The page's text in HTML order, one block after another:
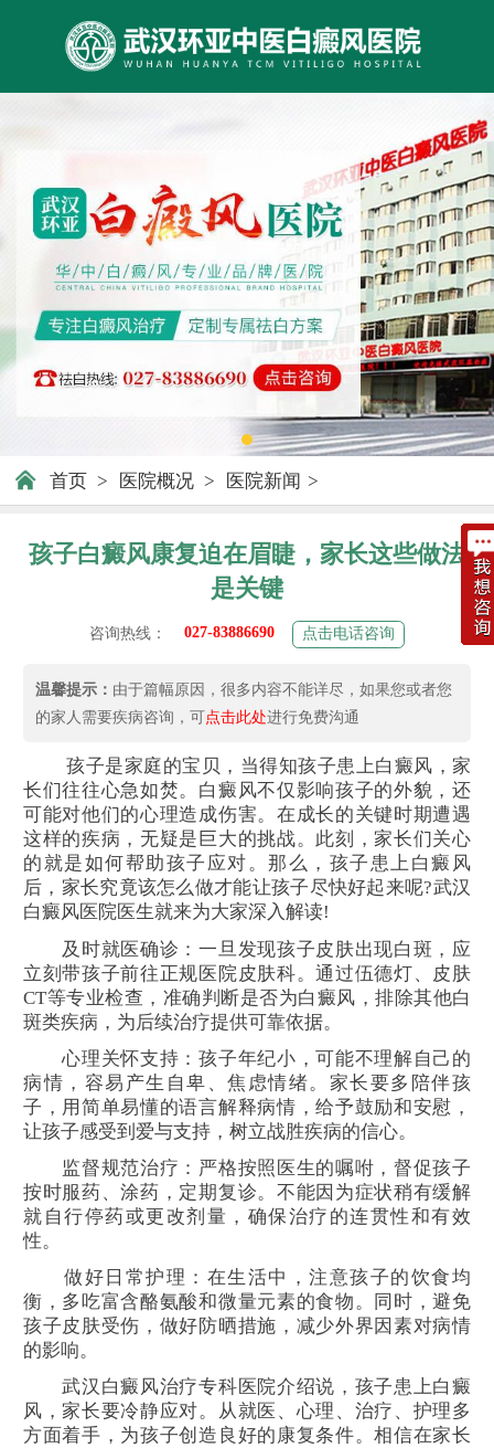
首页 > 医院概况 > 医院新闻 >
孩子白癜风康复迫在眉睫，家长这些做法
是关键
咨询热线： 027-83886690 点击电话咨询
温馨提示： 由于篇幅原因，很多内容不能详尽，如果您或者您
的家人需要疾病咨询，可点击此处进行免费沟通
孩子是家庭的宝贝，当得知孩子患上白癜风，家
长们往往心急如焚。白癜风不仅影响孩子的外貌，还
可能对他们的心理造成伤害。在成长的关键时期遭遇
这样的疾病，无疑是巨大的挑战。此刻，家长们关心
的就是如何帮助孩子应对。那么，孩子患上白癜风
后，家长究竟该怎么做才能让孩子尽快好起来呢?武汉
白癜风医院医生就来为大家深入解读!
及时就医确诊：一旦发现孩子皮肤出现白斑，应
立刻带孩子前往正规医院皮肤科。通过伍德灯、皮肤
CT等专业检查，准确判断是否为白癜风，排除其他白
斑类疾病，为后续治疗提供可靠依据。
心理关怀支持：孩子年纪小，可能不理解自己的
病情，容易产生自卑、焦虑情绪。家长要多陪伴孩
子，用简单易懂的语言解释病情，给予鼓励和安慰，
让孩子感受到爱与支持，树立战胜疾病的信心。
监督规范治疗：严格按照医生的嘱咐，督促孩子
按时服药、涂药，定期复诊。不能因为症状稍有缓解
就自行停药或更改剂量，确保治疗的连贯性和有效
性。
做好日常护理：在生活中，注意孩子的饮食均
衡，多吃富含酪氨酸和微量元素的食物。同时，避免
孩子皮肤受伤，做好防晒措施，减少外界因素对病情
的影响。
武汉白癜风治疗专科医院介绍说，孩子患上白癜
风，家长要冷静应对。从就医、心理、治疗、护理多
方面着手，为孩子创造良好的康复条件。相信在家长